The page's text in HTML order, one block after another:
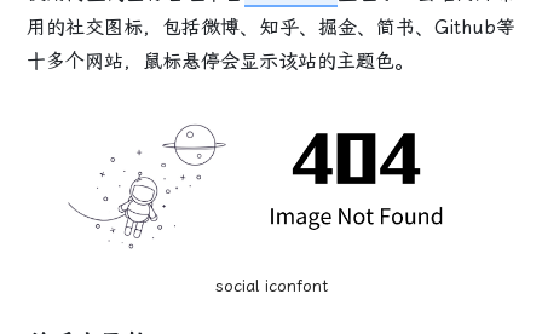
用的社交图标，包括微博、知乎、掘金、简书、Github等
十多个网站，鼠标悬停会显示该站的主题色。
social iconfont